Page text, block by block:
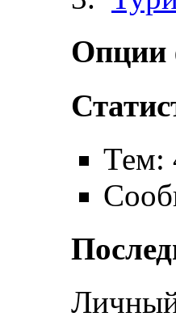
Опции
Тем: